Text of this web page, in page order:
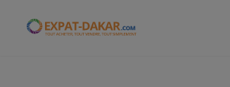
Expat-Dakar